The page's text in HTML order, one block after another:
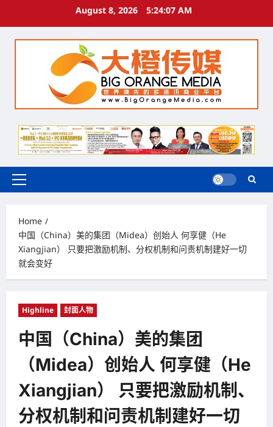
August 8, 2026 5:24:09 AM
Primary
Home
中国（China）美的集团（Midea）创始人 何享健（He
Xiangjian） 只要把激励机制、分权机制和问责机制建好一切
就会变好
Highline 封面人物
中国（China）美的集团
（Midea）创始人 何享健（He
Xiangjian） 只要把激励机制、
分权机制和问责机制建好一切